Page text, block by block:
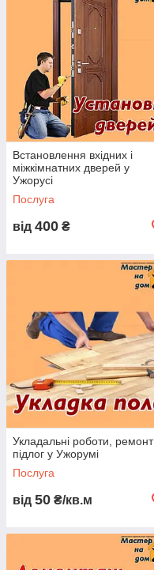
Встановлення вхідних і
міжкімнатних дверей у
Ужорусі
Послуга
від 400 ₴
Укладальні роботи, ремонт
підлог у Ужорумі
Послуга
від 50 ₴/кв.м